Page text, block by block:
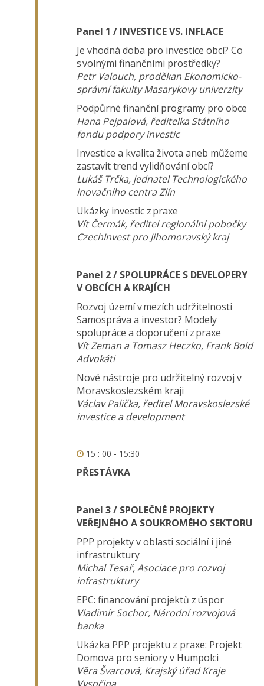
Panel 1 / INVESTICE VS. INFLACE
Je vhodná doba pro investice obcí? Co
s volnými finančními prostředky?
Petr Valouch, proděkan Ekonomicko-
správní fakulty Masarykovy univerzity
Podpůrné finanční programy pro obce
Hana Pejpalová, ředitelka Státního
fondu podpory investic
Investice a kvalita života aneb můžeme
zastavit trend vylidňování obcí?
Lukáš Trčka, jednatel Technologického
inovačního centra Zlín
Ukázky investic z praxe
Vít Čermák, ředitel regionální pobočky
CzechInvest pro Jihomoravský kraj
Panel 2 / SPOLUPRÁCE S DEVELOPERY
V OBCÍCH A KRAJÍCH
Rozvoj území v mezích udržitelnosti
Samospráva a investor? Modely
spolupráce a doporučení z praxe
Vít Zeman a Tomasz Heczko, Frank Bold
Advokáti
Nové nástroje pro udržitelný rozvoj v
Moravskoslezském kraji
Václav Palička, ředitel Moravskoslezské
investice a development
15 : 00 - 15:30
PŘESTÁVKA
Panel 3 / SPOLEČNÉ PROJEKTY
VEŘEJNÉHO A SOUKROMÉHO SEKTORU
PPP projekty v oblasti sociální i jiné
infrastruktury
Michal Tesař, Asociace pro rozvoj
infrastruktury
EPC: financování projektů z úspor
Vladimír Sochor, Národní rozvojová
banka
Ukázka PPP projektu z praxe: Projekt
Domova pro seniory v Humpolci
Věra Švarcová, Krajský úřad Kraje